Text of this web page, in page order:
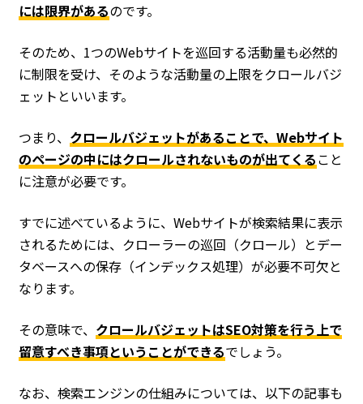
には限界があるのです。
そのため、1つのWebサイトを巡回する活動量も必然的
に制限を受け、そのような活動量の上限をクロールバジ
ェットといいます。
つまり、 クロールバジェットがあることで、Webサイト
のページの中にはクロールされないものが出てくること
に注意が必要です。
すでに述べているように、Webサイトが検索結果に表示
されるためには、クローラーの巡回（クロール）とデー
タベースへの保存（インデックス処理）が必要不可欠と
なります。
その意味で、 クロールバジェットはSEO対策を行う上で
留意すべき事項ということができるでしょう。
なお、検索エンジンの仕組みについては、以下の記事も